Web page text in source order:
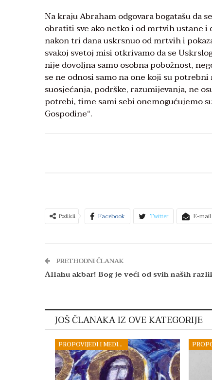
Na kraju Abraham odgovara bogatašu da
obratiti sve ako netko i od mrtvih ustane i
nakon tri dana uskrsnuo od mrtvih i
svakoj svetoj misi otkrivamo da se
nije dovoljna samo osobna pobožnost,
se ne odnosi samo na one koji su
suosjećanja, podrške, razumijevanja, ne
potrebi, time sami sebi onemogućujemo
Gospodine“.
Podijeli Facebook Twitter E-mail
PRETHODNI ČLANAK
Allahu akbar! Bog je veći od svih naših
JOŠ ČLANAKA IZ OVE KATEGORIJE
PROPOVIJEDI I MEDITACIJE